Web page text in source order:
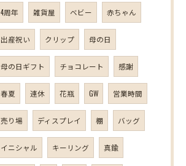
4周年 雑貨屋 ベビー 赤ちゃん
出産祝い クリップ 母の日
母の日ギフト チョコレート 感謝
春夏 連休 花瓶 GW 営業時間
売り場 ディスプレイ 棚 バッグ
イニシャル キーリング 真鍮